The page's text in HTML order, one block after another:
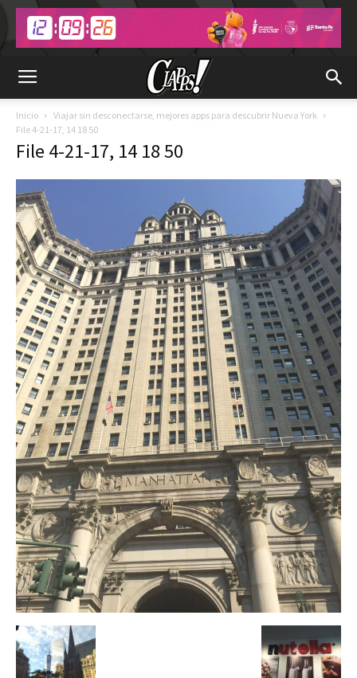
Inicio
Viajar sin desconectarse, mejores apps para descubrir Nueva York
File 4-21-17, 14 18 50
File 4-21-17, 14 18 50